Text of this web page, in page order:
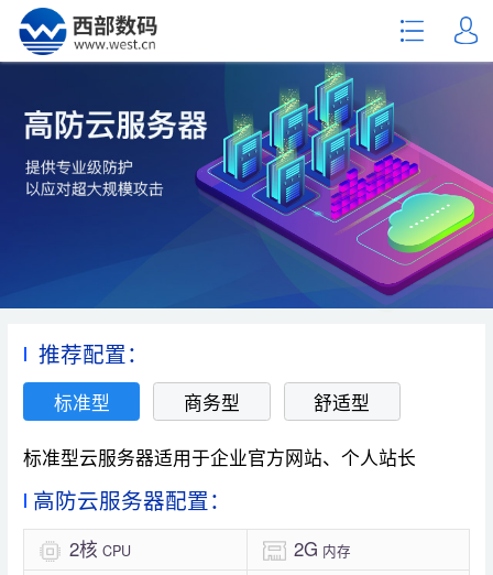
推荐配置：
标准型 商务型 舒适型
标准型云服务器适用于企业官方网站、个人站长
高防云服务器配置：
2核 CPU 2G 内存